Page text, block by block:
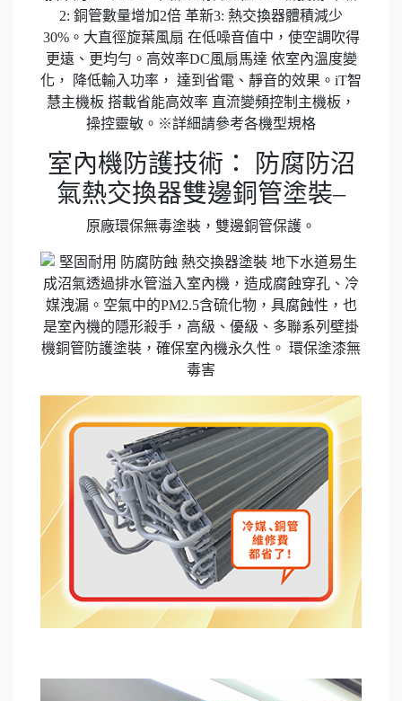
室內機防護技術： 防腐防沼
氣熱交換器雙邊銅管塗裝–
原廠環保無毒塗裝，雙邊銅管保護。